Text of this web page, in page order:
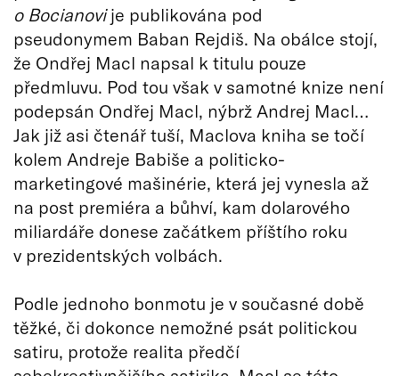
o Bocianovije publikována pod
pseudonymem Baban Rejdiš. Na obálce stojí,
že Ondřej Macl napsal k titulu pouze
předmluvu. Pod tou však v samotné knize není
podepsán Ondřej Macl, nýbrž Andrej Macl…
Jak již asi čtenář tuší, Maclova kniha se točí
kolem Andreje Babiše a politicko-
marketingové mašinérie, která jej vynesla až
na post premiéra a bůhví, kam dolarového
miliardáře donese začátkem příštího roku
v prezidentských volbách.
Podle jednoho bonmotu je v současné době
těžké, či dokonce nemožné psát politickou
satiru, protože realita předčí